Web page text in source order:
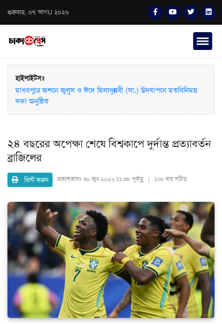
শুক্রবার, ০৭ আগU ২০২৬
হাইলাইটসঃ
মাধবপুরে জশনে জুলুস ও ঈদে মিলাদুন্নবী (সা.) উদযাপনে মতবিনিময়
সভা অনুষ্ঠিত
২৪ বছরের অপেক্ষা শেষে বিশ্বকাপে দুর্দান্ত প্রত্যাবর্তন
ব্রাজিলের
প্রিন্ট করুন প্রকাশকালঃ ৩০ জুন ২০২৬ ১১:৩৮ পূর্বাহ্ণ | ১৬৮ বার পঠিত